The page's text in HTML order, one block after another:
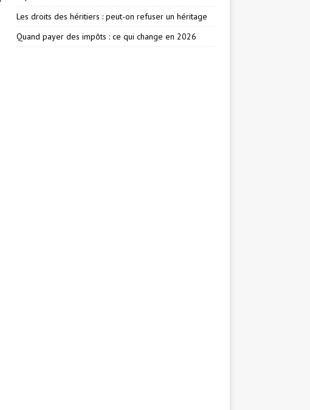
Les droits des héritiers : peut-on refuser un héritage
Quand payer des impôts : ce qui change en 2026